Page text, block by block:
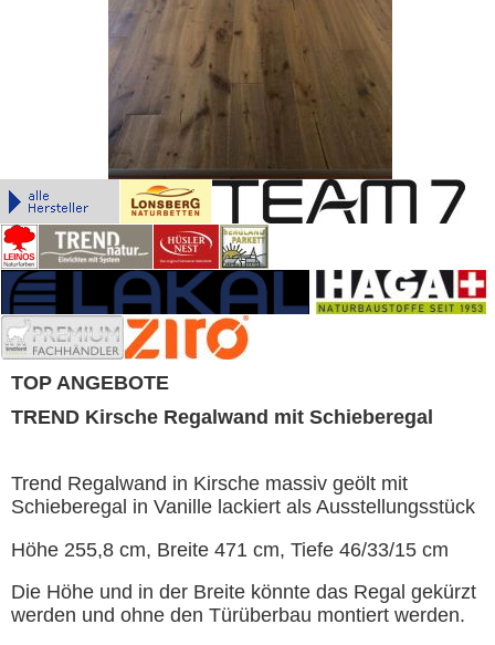
TOP ANGEBOTE
TREND Kirsche Regalwand mit Schieberegal
Trend Regalwand in Kirsche massiv geölt mit
Schieberegal in Vanille lackiert als Ausstellungsstück
Höhe 255,8 cm, Breite 471 cm, Tiefe 46/33/15 cm
Die Höhe und in der Breite könnte das Regal gekürzt
werden und ohne den Türüberbau montiert werden.